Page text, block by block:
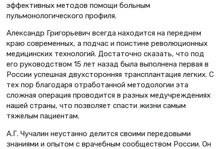
эффективных методов помощи больным
пульмонологического профиля.
Александр Григорьевич всегда находится на переднем
краю современных, а подчас и поистине революционных
медицинских технологий. Достаточно сказать, что под
его руководством 15 лет назад была выполнена первая в
России успешная двухсторонняя трансплантация легких. С
тех пор благодаря отработанной методологии эта
сложная операция проводится в разных медучреждениях
нашей страны, что позволяет спасти жизни самым
тяжелым пациентам.
А.Г. Чучалин неустанно делится своими передовыми
знаниями и опытом с врачебным сообществом России. Он